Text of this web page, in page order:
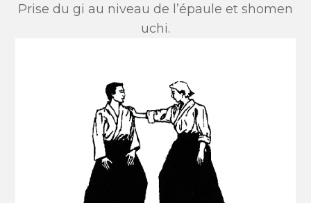
Prise du gi au niveau de l’épaule et shomen
uchi.